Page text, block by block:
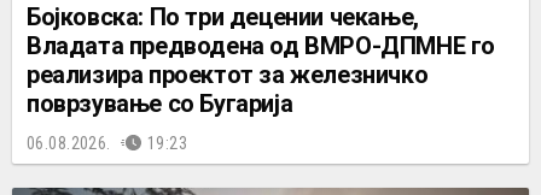
Бојковска: По три децении чекање,
Владата предводена од ВМРО-ДПМНЕ го
реализира проектот за железничко
поврзување со Бугарија
06.08.2026. 19:23